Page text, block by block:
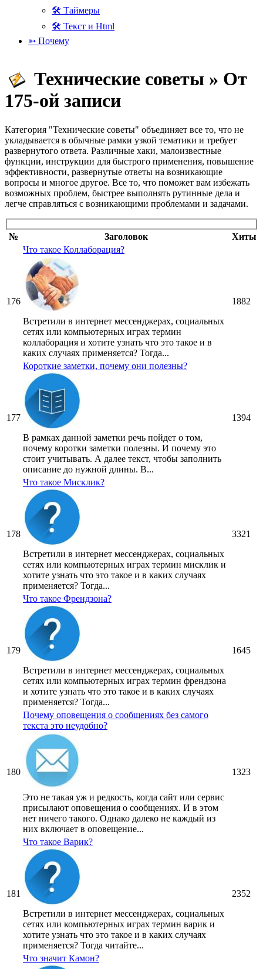
🛠 Таймеры
🛠 Текст и Html
➳ Почему
Технические советы » От
175-ой записи
Категория "Технические советы" объединяет все то, что не
укладывается в обычные рамки узкой тематики и требует
развернутого ответа. Различные хаки, малоизвестные
функции, инструкции для быстрого применения, повышение
эффективности, развернутые ответы на возникающие
вопросы и многое другое. Все то, что поможет вам избежать
возможных проблем, быстрее выполнять рутинные дела и
легче справляться с возникающими проблемами и задачами.
№ Заголовок Хиты
176
Что такое Коллаборация?
Встретили в интернет мессенджерах, социальных
сетях или компьютерных играх термин
коллаборация и хотите узнать что это такое и в
каких случаях применяется? Тогда...
1882
177
Короткие заметки, почему они полезны?
В рамках данной заметки речь пойдет о том,
почему коротки заметки полезны. И почему это
стоит учитывать. А далее текст, чтобы заполнить
описание до нужной длины. В...
1394
178
Что такое Мисклик?
Встретили в интернет мессенджерах, социальных
сетях или компьютерных играх термин мисклик и
хотите узнать что это такое и в каких случаях
применяется? Тогда...
3321
179
Что такое Френдзона?
Встретили в интернет мессенджерах, социальных
сетях или компьютерных играх термин френдзона
и хотите узнать что это такое и в каких случаях
применяется? Тогда...
1645
180
Почему оповещения о сообщениях без самого
текста это неудобно?
Это не такая уж и редкость, когда сайт или сервис
присылают оповещения о сообщениях. И в этом
нет ничего такого. Однако далеко не каждый из
них включает в оповещение...
1323
181
Что такое Варик?
Встретили в интернет мессенджерах, социальных
сетях или компьютерных играх термин варик и
хотите узнать что это такое и в каких случаях
применяется? Тогда читайте...
2352
Что значит Камон?